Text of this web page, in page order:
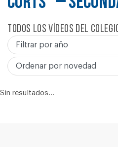
Todos los vídeos del
Sin resultados...